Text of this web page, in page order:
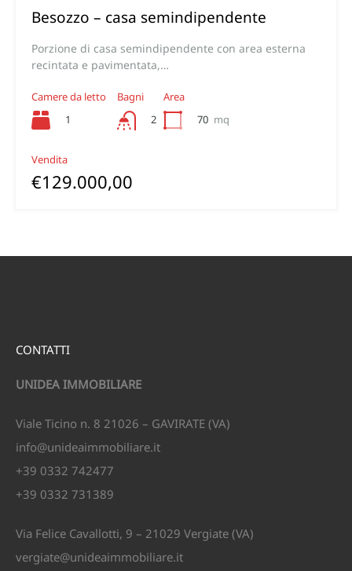
Besozzo – casa semindipendente
Porzione di casa semindipendente con area esterna
recintata e pavimentata,…
Camere da letto
1
Bagni
2
Area
70 mq
Vendita
€129.000,00
CONTATTI
UNIDEA IMMOBILIARE
Viale Ticino n. 8 21026 – GAVIRATE (VA)
info@unideaimmobiliare.it
+39 0332 742477
+39 0332 731389
Via Felice Cavallotti, 9 – 21029 Vergiate (VA)
vergiate@unideaimmobiliare.it